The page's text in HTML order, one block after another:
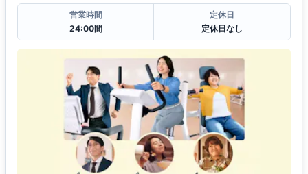
営業時間
24:00間
定休日
定休日なし